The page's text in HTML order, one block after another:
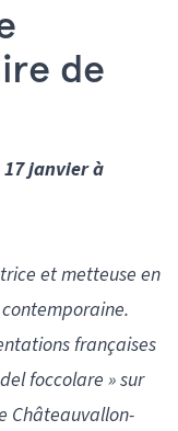
de
17 janvier à
et metteuse en
françaises
foccolare » sur
Châteauvallon-